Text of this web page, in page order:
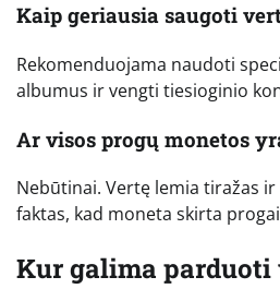
Kaip geriausia saugoti
Rekomenduojama naudoti
albumus ir vengti tiesioginio
Ar visos progų monetos
Nebūtinai. Vertę lemia tiražas
faktas, kad moneta skirta
Kur galima parduoti